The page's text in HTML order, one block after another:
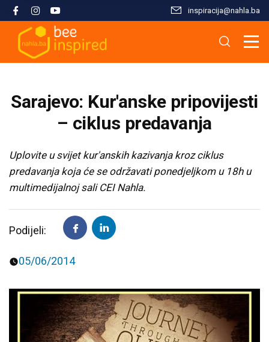
inspiracija@nahla.bа
Sarajevo: Kur'anske pripovijesti
– ciklus predavanja
Uplovite u svijet kur'anskih kazivanja kroz ciklus
predavanja koja će se održavati ponedjeljkom u 18h u
multimedijalnoj sali CEI Nahla.
Podijeli:
05/06/2014
Misija i filozofija
Konsultanti/ice
Kontaktirajte nas
Škola islama
Arapski jezik kroz Kur'an
Tematski moduli
Seminari i radionice
Kursevi
Predavanja i tribine
Osnove islama
Stopama Poslanika
Žena i islam
Islam i savremeni izazovi
Porodični život u islamu
Islamska kultura i civilizacija
Inspirativne priče i intervjui
Nahla kao inspiracija
Sloboda vjere
Analize i studije
Radni materijali
Multimedija